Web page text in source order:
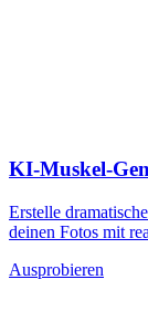
KI-Muskel-
Erstelle
deinen Fotos mit
Ausprobieren